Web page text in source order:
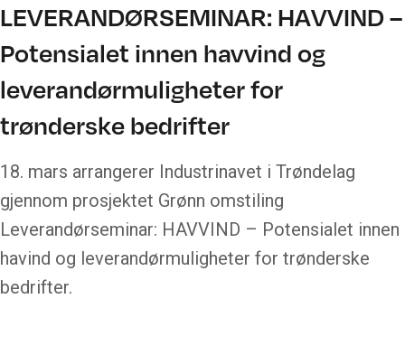
LEVERANDØRSEMINAR: HAVVIND –
Potensialet innen havvind og
leverandørmuligheter for
trønderske bedrifter
18. mars arrangerer Industrinavet i Trøndelag
gjennom prosjektet Grønn omstiling
Leverandørseminar: HAVVIND – Potensialet innen
havind og leverandørmuligheter for trønderske
bedrifter.